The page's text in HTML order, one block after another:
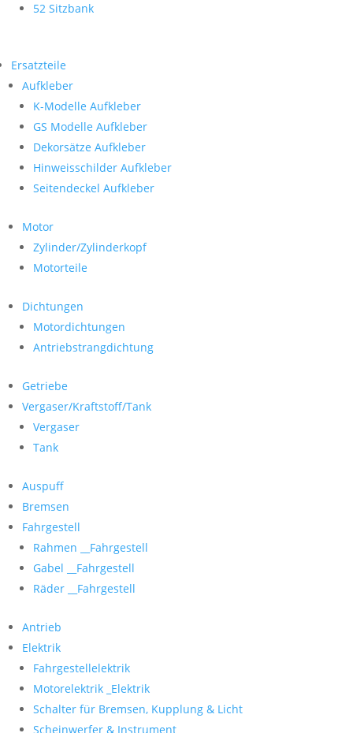
52 Sitzbank
Ersatzteile
Aufkleber
K-Modelle Aufkleber
GS Modelle Aufkleber
Dekorsätze Aufkleber
Hinweisschilder Aufkleber
Seitendeckel Aufkleber
Motor
Zylinder/Zylinderkopf
Motorteile
Dichtungen
Motordichtungen
Antriebstrangdichtung
Getriebe
Vergaser/Kraftstoff/Tank
Vergaser
Tank
Auspuff
Bremsen
Fahrgestell
Rahmen __Fahrgestell
Gabel __Fahrgestell
Räder __Fahrgestell
Antrieb
Elektrik
Fahrgestellelektrik
Motorelektrik _Elektrik
Schalter für Bremsen, Kupplung & Licht
Scheinwerfer & Instrument